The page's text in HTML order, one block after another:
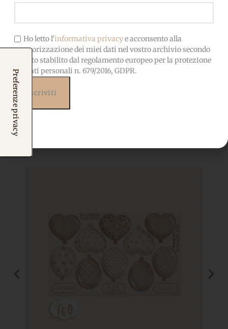
Potrebbero interessarti
Ho letto l'informativa privacye acconsento alla
memorizzazione dei miei dati nel vostro archivio secondo
quanto stabilito dal regolamento europeo per la protezione
dei dati personali n. 679/2016, GDPR.